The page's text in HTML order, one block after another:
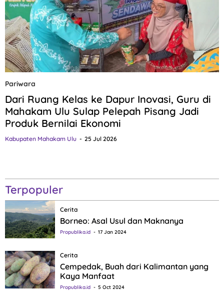
Pariwara
Dari Ruang Kelas ke Dapur Inovasi, Guru di
Mahakam Ulu Sulap Pelepah Pisang Jadi
Produk Bernilai Ekonomi
Kabupaten Mahakam Ulu 25 Jul 2026
Terpopuler
Cerita
Borneo: Asal Usul dan Maknanya
Propublika.id 17 Jan 2024
Cerita
Cempedak, Buah dari Kalimantan yang
Kaya Manfaat
Propublika.id 5 Oct 2024